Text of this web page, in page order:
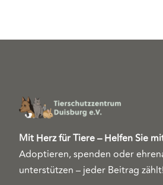
Mit Herz für Tiere – Helfen Sie
Adoptieren, spenden oder
unterstützen – jeder Beitrag zählt!